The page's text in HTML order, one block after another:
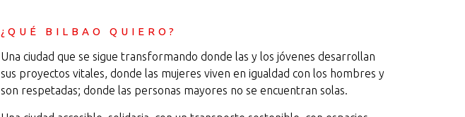
¿QUÉ BILBAO QUIERO?
Una ciudad que se sigue transformando donde las y los jóvenes desarrollan
sus proyectos vitales, donde las mujeres viven en igualdad con los hombres y
son respetadas; donde las personas mayores no se encuentran solas.